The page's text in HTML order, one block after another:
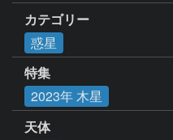
カテゴリー
惑星
特集
2023年 木星
天体